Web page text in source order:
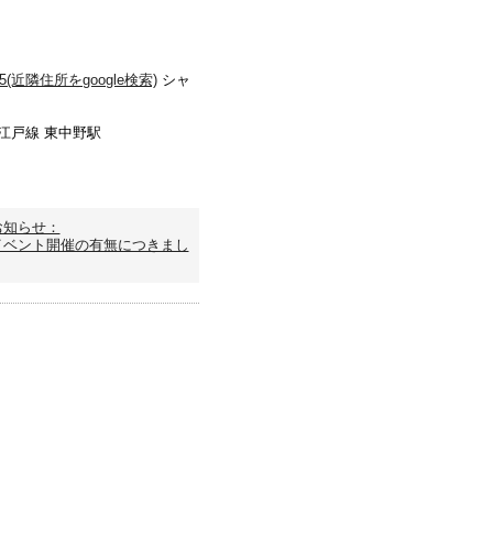
近隣住所をgoogle検索) シャ
戸線 東中野駅
らせ：
ント開催の有無につきまし